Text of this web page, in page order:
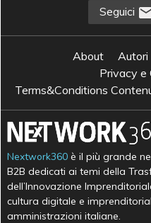
Seguici
About Autori
Privacy e
Terms&Conditions
Nextwork360 è il più grande
B2B dedicati ai temi della
dell’Innovazione
cultura digitale e
amministrazioni italiane.